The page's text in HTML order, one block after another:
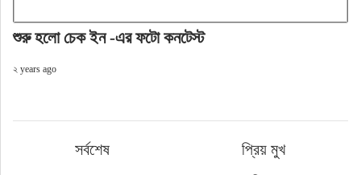
শুরু হলো চেক ইন -এর ফটো কনটেস্ট
২ years ago
সর্বশেষ
প্রিয় মুখ